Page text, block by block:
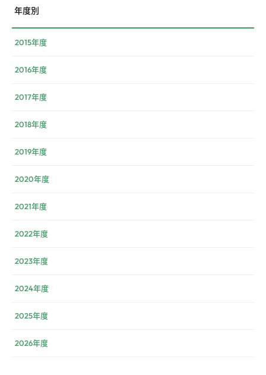
年度別
2015年度
2016年度
2017年度
2018年度
2019年度
2020年度
2021年度
2022年度
2023年度
2024年度
2025年度
2026年度